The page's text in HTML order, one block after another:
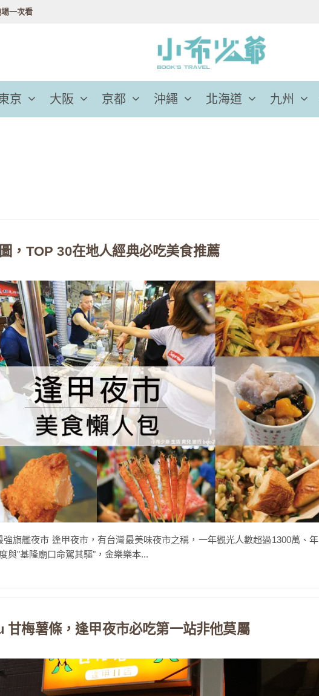
一次看
京 大阪 京都 沖繩 北海道 九州
，TOP 30在地人經典必吃美食推薦
旗艦夜市 逢甲夜市，有台灣最美味夜市之稱，一年觀光人數超過1300萬、年
與"基隆廟口命駕其驅"，金樂樂本...
甘梅薯條，逢甲夜市必吃第一站非他莫屬